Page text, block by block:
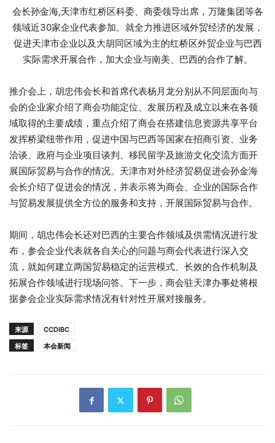
会长孙金海,天津市红桥区科委、商委领导出席，万隆集团等各
领域近30家企业代表参加。就全力推进区域外贸经济的发展，
促进天津市企业以及大胡同区域为主的红桥区外贸企业与巴西
实际需求开展合作，加大企业与南美、巴西的合作了解。
推介会上，胡忠伟会长和首席代表杨月龙分别从不同层面向与
会的企业家介绍了商会功能定位、发展历程及成立以来在各领
域取得的主要成绩，重点介绍了商会在搭建信息资源共享平台
发挥桥梁纽带作用，促进中国与巴西等国家在招商引资、业务
洽谈、政府与企业项目谈判、移民留学及旅游文化交流方面开
展国际贸易与合作的情况。天津市对外经济贸易促进会孙金海
会长介绍了促进会的情况，并表示将为商会、企业的国际合作
与贸易发展提供全方位的服务和支持，开展国际贸易与合作。
期间，胡忠伟会长还对巴西的主要合作领域及供需情况进行发
布，参会企业代表就各自关心的问题与商会代表进行深入交
流，就如何建立两国贸易稳定的运营模式、长效的合作机制及
拓展合作领域进行现场问答。下一步，商会驻天津办事处将根
据参会企业实际需求情况有针对性开展对接服务。
来源
CCDIBC
标签
本会新闻